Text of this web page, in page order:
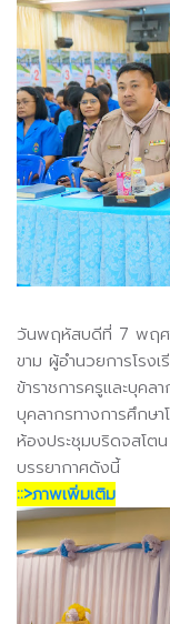
วันพฤหัสบดีที่ 7 พฤศ
ขาม ผู้อำนวยการโรง
ข้าราชการครูและบุคล
บุคลากรทางการศึกษ
ห้องประชุมบริดจสโต
บรรยากาศดังนี้
::>ภาพเพิ่มเติม